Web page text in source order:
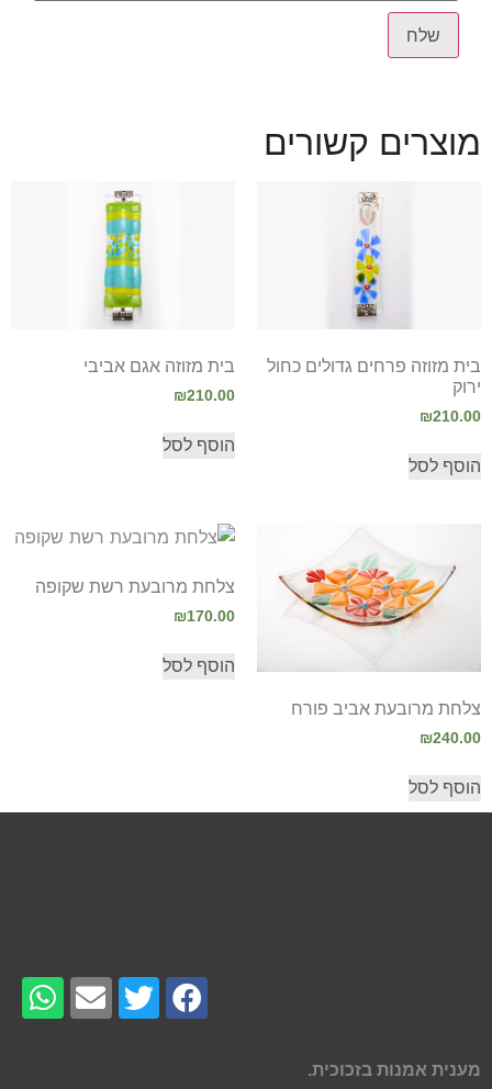
מוצרים קשורים
בית מזוזה פרחים גדולים כחול
ירוק
₪210.00
הוסף לסל
בית מזוזה אגם אביבי
₪210.00
הוסף לסל
צלחת מרובעת אביב פורח
₪240.00
הוסף לסל
צלחת מרובעת רשת שקופה
₪170.00
הוסף לסל
מענית אמנות בזכוכית.